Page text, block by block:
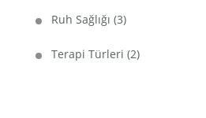
Ruh Sağlığı (3)
Terapi Türleri (2)